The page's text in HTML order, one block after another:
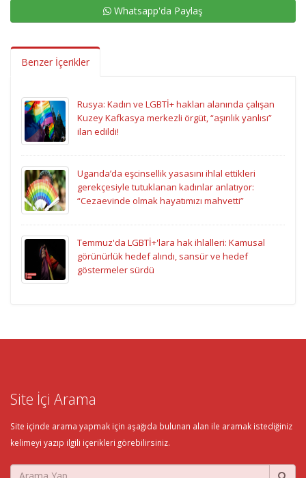
Whatsapp'da Paylaş
Benzer İçerikler
Rusya: Kadın ve LGBTİ+ hakları alanında çalışan
Kuzey Kafkasya merkezli örgüt, “aşırılık yanlısı”
ilan edildi!
Uganda’da eşcinsellik yasasını ihlal ettikleri
gerekçesiyle tutuklanan kadınlar anlatıyor:
“Cezaevinde olmak hayatımızı mahvetti”
Temmuz'da LGBTİ+'lara hak ihlalleri: Kamusal
görünürlük hedef alındı, sansür ve hedef
göstermeler sürdü
Site İçi Arama
Site içinde arama yapmak için aşağıda bulunan alan ile aramak istediğiniz
kelimeyi yazıp ilgili içerikleri görebilirsiniz.